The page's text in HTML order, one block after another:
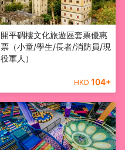
開平碉樓文化旅遊區套票優惠
票（小童/學生/長者/消防員/現
役軍人）
HKD 104+